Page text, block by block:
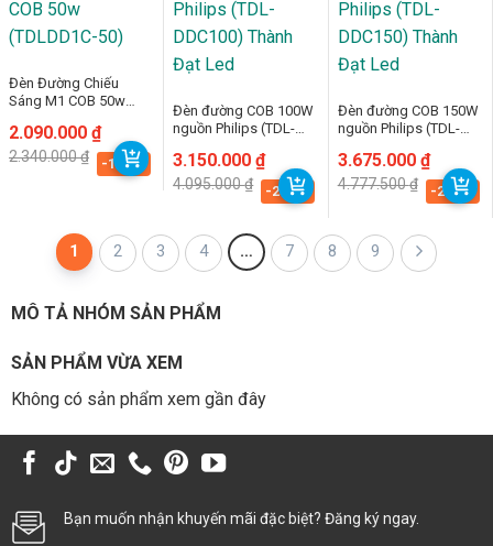
Đèn Đường Chiếu
Sáng M1 COB 50w
2.340.000₫
Giá
gốc
là:
2.090.000 ₫
Giá
hiện
tại
-10.7%
Đèn đường COB 100W
nguồn Philips (TDL-
Led
4.095.000₫
Giá
gốc
là:
3.150.000₫
Giá
hiện
tại
-23.1%
Đèn đường COB 150W
nguồn Philips (TDL-
Led
4.777.500₫
Giá
gốc
là:
3.675.000 ₫
Giá
hiện
tại
-23.1%
1 2 3 4 … 7 8 9
MÔ TẢ NHÓM SẢN PHẨM
SẢN PHẨM VỪA XEM
Không có sản phẩm xem gần đây
Bạn muốn nhận khuyến mãi đặc biệt? Đăng ký ngay.